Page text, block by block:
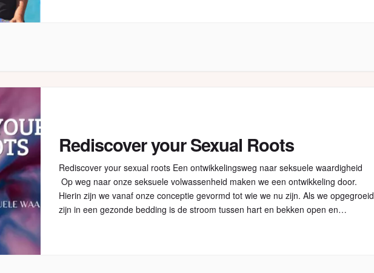
Rediscover your Sexual Roots
Rediscover your sexual roots Een ontwikkelingsweg naar seksuele waardigheid
Op weg naar onze seksuele volwassenheid maken we een ontwikkeling door.
Hierin zijn we vanaf onze conceptie gevormd tot wie we nu zijn. Als we opgegroeid
zijn in een gezonde bedding is de stroom tussen hart en bekken open en